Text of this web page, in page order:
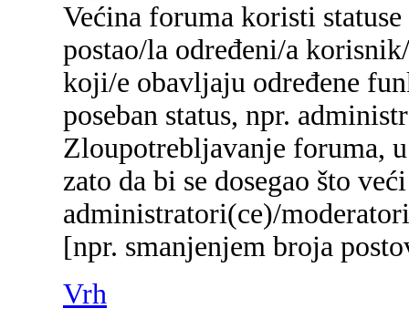
Većina foruma koristi
postao/la određeni/a
koji/e obavljaju određene
poseban status, npr.
Zloupotrebljavanje foruma,
zato da bi se dosegao što
administratori(ce)/
[npr. smanjenjem broja
Vrh